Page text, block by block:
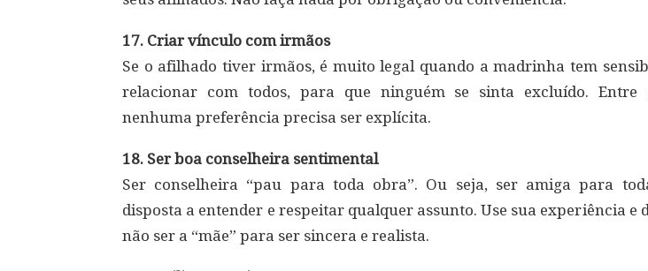
17. Criar vínculo com irmãos
Se o afilhado tiver irmãos, é muito legal quando a madrinha tem
relacionar com todos, para que ninguém se sinta excluído. Entre
nenhuma preferência precisa ser explícita.
18. Ser boa conselheira sentimental
Ser conselheira “pau para toda obra”. Ou seja, ser amiga para
disposta a entender e respeitar qualquer assunto. Use sua experiência e
não ser a “mãe” para ser sincera e realista.